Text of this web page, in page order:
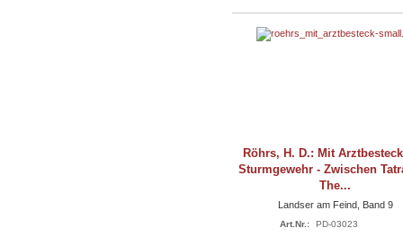
Röhrs, H. D.: Mit
Sturmgewehr - Zwischen
The...
Landser am Feind, Band 9
Art.Nr.: PD-03023